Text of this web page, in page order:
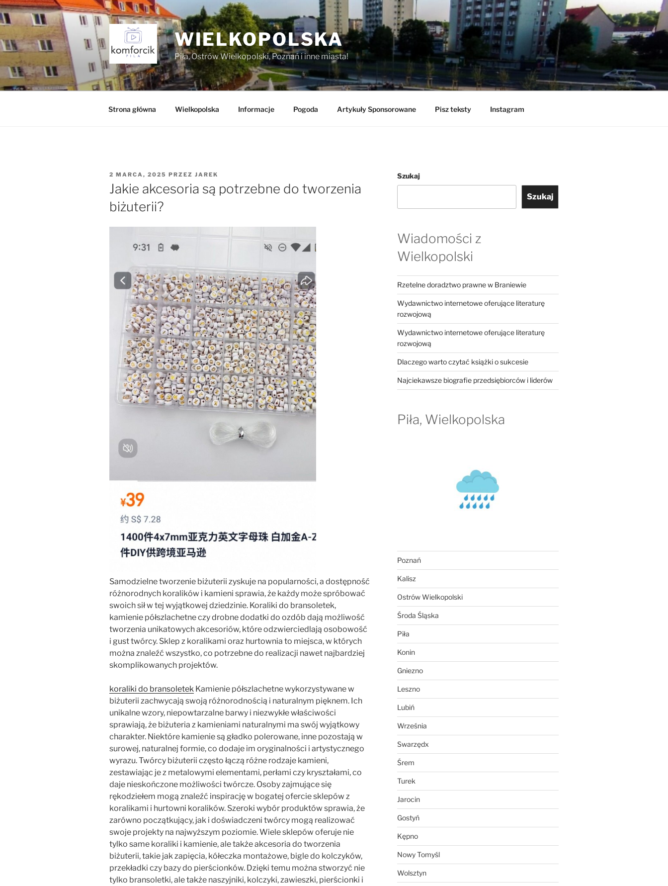
Przejdź
do
treści
WIELKOPOLSKA
Piła, Ostrów Wielkopolski, Poznań i inne miasta!
Strona główna Wielkopolska Informacje Pogoda Artykuły Sponsorowane Pisz teksty Instagram
OPUBLIKOWANE
W
2 MARCA, 2025 PRZEZ JAREK
Jakie akcesoria są potrzebne do tworzenia
biżuterii?
Samodzielne tworzenie biżuterii zyskuje na popularności, a dostępność
różnorodnych koralików i kamieni sprawia, że każdy może spróbować
swoich sił w tej wyjątkowej dziedzinie. Koraliki do bransoletek,
kamienie półszlachetne czy drobne dodatki do ozdób dają możliwość
tworzenia unikatowych akcesoriów, które odzwierciedlają osobowość
i gust twórcy. Sklep z koralikami oraz hurtownia to miejsca, w których
można znaleźć wszystko, co potrzebne do realizacji nawet najbardziej
skomplikowanych projektów.
koraliki do bransoletek Kamienie półszlachetne wykorzystywane w
biżuterii zachwycają swoją różnorodnością i naturalnym pięknem. Ich
unikalne wzory, niepowtarzalne barwy i niezwykłe właściwości
sprawiają, że biżuteria z kamieniami naturalnymi ma swój wyjątkowy
charakter. Niektóre kamienie są gładko polerowane, inne pozostają w
surowej, naturalnej formie, co dodaje im oryginalności i artystycznego
wyrazu. Twórcy biżuterii często łączą różne rodzaje kamieni,
zestawiając je z metalowymi elementami, perłami czy kryształami, co
daje nieskończone możliwości twórcze. Osoby zajmujące się
rękodziełem mogą znaleźć inspirację w bogatej ofercie sklepów z
koralikami i hurtowni koralików. Szeroki wybór produktów sprawia, że
zarówno początkujący, jak i doświadczeni twórcy mogą realizować
swoje projekty na najwyższym poziomie. Wiele sklepów oferuje nie
tylko same koraliki i kamienie, ale także akcesoria do tworzenia
biżuterii, takie jak zapięcia, kółeczka montażowe, bigle do kolczyków,
przekładki czy bazy do pierścionków. Dzięki temu można stworzyć nie
tylko bransoletki, ale także naszyjniki, kolczyki, zawieszki, pierścionki i
Szukaj
Szukaj
Wiadomości z
Wielkopolski
Rzetelne doradztwo prawne w Braniewie
Wydawnictwo internetowe oferujące literaturę
rozwojową
Wydawnictwo internetowe oferujące literaturę
rozwojową
Dlaczego warto czytać książki o sukcesie
Najciekawsze biografie przedsiębiorców i liderów
Piła, Wielkopolska
Poznań
Kalisz
Ostrów Wielkopolski
Środa Śląska
Piła
Konin
Gniezno
Leszno
Lubiń
Września
Swarzędx
Śrem
Turek
Jarocin
Gostyń
Kępno
Nowy Tomyśl
Wolsztyn